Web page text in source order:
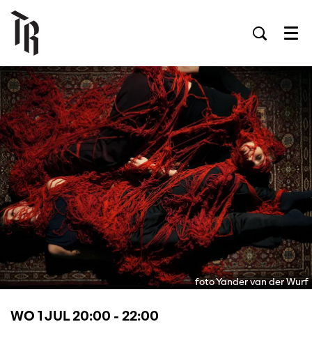
foto Yander van der Wurf
WO 1 JUL20:00 - 22:00